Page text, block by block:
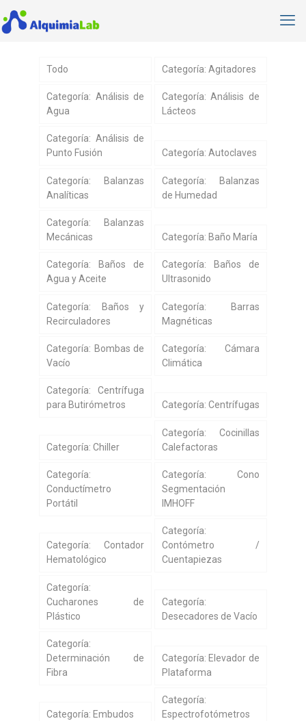
Todo Categoría: Agitadores
Categoría: Análisis de
Agua
Categoría: Análisis de
Lácteos
Categoría: Análisis de
Punto Fusión
Categoría: Autoclaves
Categoría: Balanzas
Analíticas
Categoría: Balanzas
de Humedad
Categoría: Balanzas
Mecánicas
Categoría: Baño María
Categoría: Baños de
Agua y Aceite
Categoría: Baños de
Ultrasonido
Categoría: Baños y
Recirculadores
Categoría: Barras
Magnéticas
Categoría: Bombas de
Vacío
Categoría: Cámara
Climática
Categoría: Centrífuga
para Butirómetros
Categoría: Centrífugas
Categoría: Chiller
Categoría: Cocinillas
Calefactoras
Categoría:
Conductímetro
Portátil
Categoría: Cono
Segmentación
IMHOFF
Categoría: Contador
Hematológico
Categoría:
Contómetro /
Cuentapiezas
Categoría:
Cucharones de
Plástico
Categoría:
Desecadores de Vacío
Categoría:
Determinación de
Fibra
Categoría: Elevador de
Plataforma
Categoría: Embudos
Categoría:
Espectrofotómetros